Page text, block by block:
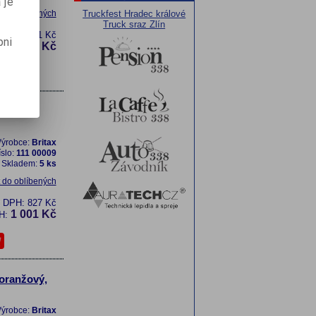
do oblíbených
1 521 Kč
1 840 Kč
Britax
111 00009
Skladem: 5 ks
do oblíbených
DPH: 827 Kč
1 001 Kč
Britax
Truckfest Hradec králové
Truck sraz Zlín